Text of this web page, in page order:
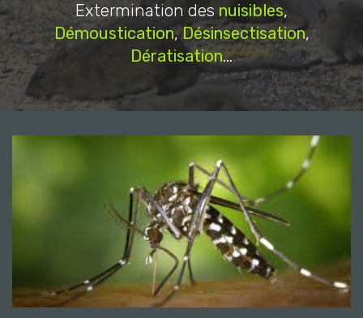
Extermination des nuisibles,
Démoustication,Désinsectisation,
Dératisation...